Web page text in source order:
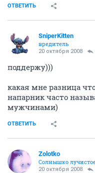
ОТВЕТИТЬ
SniperKitten
вредитель
20 октября 2008
поддержу)))
какая мне разница
напарник часто
мужчинами)
ОТВЕТИТЬ
Zolotko
Солнышко
20 октября 2008